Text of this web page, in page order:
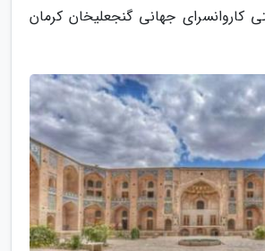
کاروانسرای جهانی گنجعلیخان کرمان